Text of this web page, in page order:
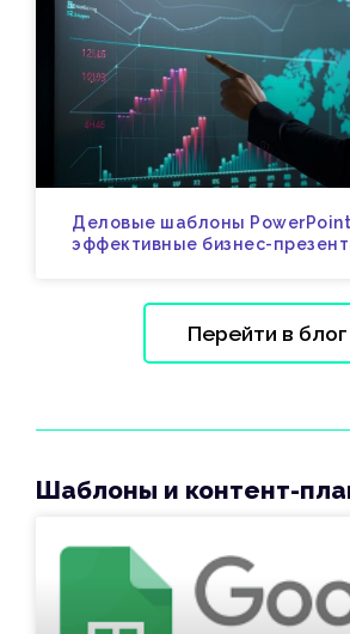
Деловые шаблоны
эффективные бизнес-
Перейти в блог
Шаблоны и контент-